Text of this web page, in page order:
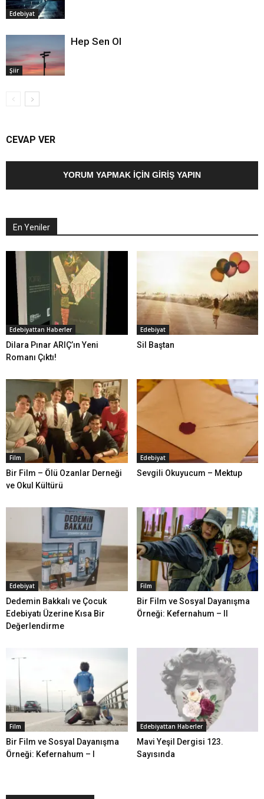
Edebiyat
Şiir
Hep Sen Ol
CEVAP VER
YORUM YAPMAK İÇIN GIRIŞ YAPIN
En Yeniler
Edebiyattan Haberler
Dilara Pınar ARIÇ’ın Yeni
Romanı Çıktı!
Edebiyat
Sil Baştan
Film
Bir Film – Ölü Ozanlar Derneği
ve Okul Kültürü
Edebiyat
Sevgili Okuyucum – Mektup
Edebiyat
Dedemin Bakkalı ve Çocuk
Edebiyatı Üzerine Kısa Bir
Değerlendirme
Film
Bir Film ve Sosyal Dayanışma
Örneği: Kefernahum – II
Film
Bir Film ve Sosyal Dayanışma
Örneği: Kefernahum – I
Edebiyattan Haberler
Mavi Yeşil Dergisi 123.
Sayısında